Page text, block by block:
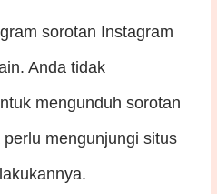
sorotan Instagram
Anda tidak
mengunduh sorotan
mengunjungi situs